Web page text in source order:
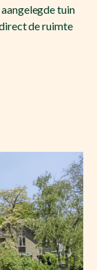
tuin
de ruimte